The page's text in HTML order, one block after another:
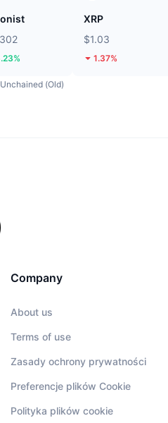
XRP
$1.03
1.37%
(Old)
Company
About us
Terms of use
Zasady ochrony prywatności
Preferencje plików Cookie
Polityka plików cookie